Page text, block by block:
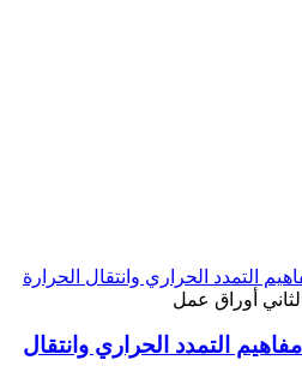
أوراق عمل
التمدد الحراري وانتقال